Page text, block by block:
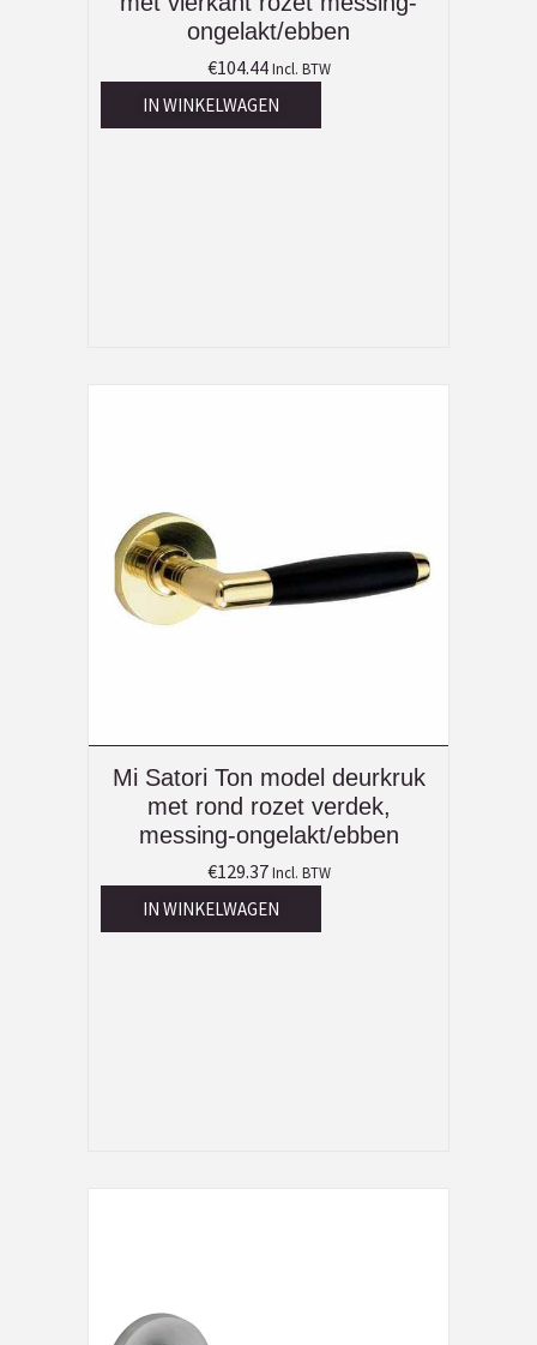
ongelakt/ebben
€104.44 Incl. BTW
IN WINKELWAGEN
Mi Satori Ton model deurkruk
met rond rozet verdek,
messing-ongelakt/ebben
€129.37 Incl. BTW
IN WINKELWAGEN